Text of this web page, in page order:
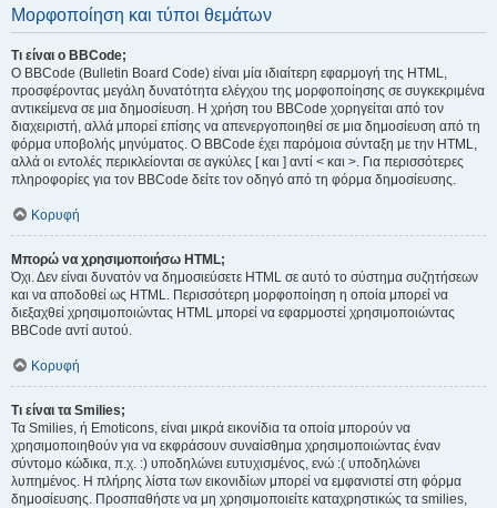
Μορφοποίηση και τύποι θεμάτων
Τι είναι ο BBCode;
Ο BBCode (Bulletin Board Code) είναι μία ιδιαίτερη εφαρμογή της HTML,
προσφέροντας μεγάλη δυνατότητα ελέγχου της μορφοποίησης σε συγκεκριμένα
αντικείμενα σε μια δημοσίευση. Η χρήση του BBCode χορηγείται από τον
διαχειριστή, αλλά μπορεί επίσης να απενεργοποιηθεί σε μια δημοσίευση από τη
φόρμα υποβολής μηνύματος. Ο BBCode έχει παρόμοια σύνταξη με την HTML,
αλλά οι εντολές περικλείονται σε αγκύλες [ και ] αντί < και >. Για περισσότερες
πληροφορίες για τον BBCode δείτε τον οδηγό από τη φόρμα δημοσίευσης.
Κορυφή
Μπορώ να χρησιμοποιήσω HTML;
Όχι. Δεν είναι δυνατόν να δημοσιεύσετε HTML σε αυτό το σύστημα συζητήσεων
και να αποδοθεί ως HTML. Περισσότερη μορφοποίηση η οποία μπορεί να
διεξαχθεί χρησιμοποιώντας HTML μπορεί να εφαρμοστεί χρησιμοποιώντας
BBCode αντί αυτού.
Κορυφή
Τι είναι τα Smilies;
Τα Smilies, ή Emoticons, είναι μικρά εικονίδια τα οποία μπορούν να
χρησιμοποιηθούν για να εκφράσουν συναίσθημα χρησιμοποιώντας έναν
σύντομο κώδικα, π.χ. :) υποδηλώνει ευτυχισμένος, ενώ :( υποδηλώνει
λυπημένος. Η πλήρης λίστα των εικονιδίων μπορεί να εμφανιστεί στη φόρμα
δημοσίευσης. Προσπαθήστε να μη χρησιμοποιείτε καταχρηστικώς τα smilies,